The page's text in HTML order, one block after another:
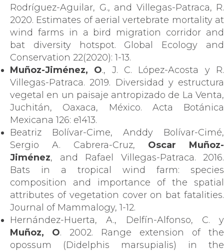
Rodríguez-Aguilar, G., and Villegas-Patraca, R.
2020. Estimates of aerial vertebrate mortality at
wind farms in a bird migration corridor and
bat diversity hotspot. Global Ecology and
Conservation 22(2020): 1-13.
Muñoz-Jiménez, O., J. C. López-Acosta y R.
Villegas-Patraca. 2019. Diversidad y estructura
vegetal en un paisaje antropizado de La Venta,
Juchitán, Oaxaca, México. Acta Botánica
Mexicana 126: e1413.
Beatriz Bolívar-Cime, Anddy Bolívar-Cimé,
Sergio A. Cabrera-Cruz, Oscar Muñoz-
Jiménez, and Rafael Villegas-Patraca. 2016.
Bats in a tropical wind farm: species
composition and importance of the spatial
attributes of vegetation cover on bat fatalities.
Journal of Mammalogy, 1-12.
Hernández-Huerta, A., Delfín-Alfonso, C. y
Muñoz, O. 2002. Range extension of the
opossum (Didelphis marsupialis) in the